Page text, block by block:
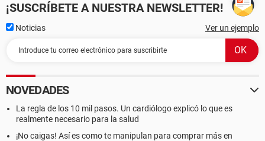
¡SUSCRÍBETE A NUESTRA NEWSLETTER!
Noticias Ver un ejemplo
NOVEDADES
La regla de los 10 mil pasos. Un cardiólogo explicó lo que es
realmente necesario para la salud
¡No caigas! Así es como te manipulan para comprar más en